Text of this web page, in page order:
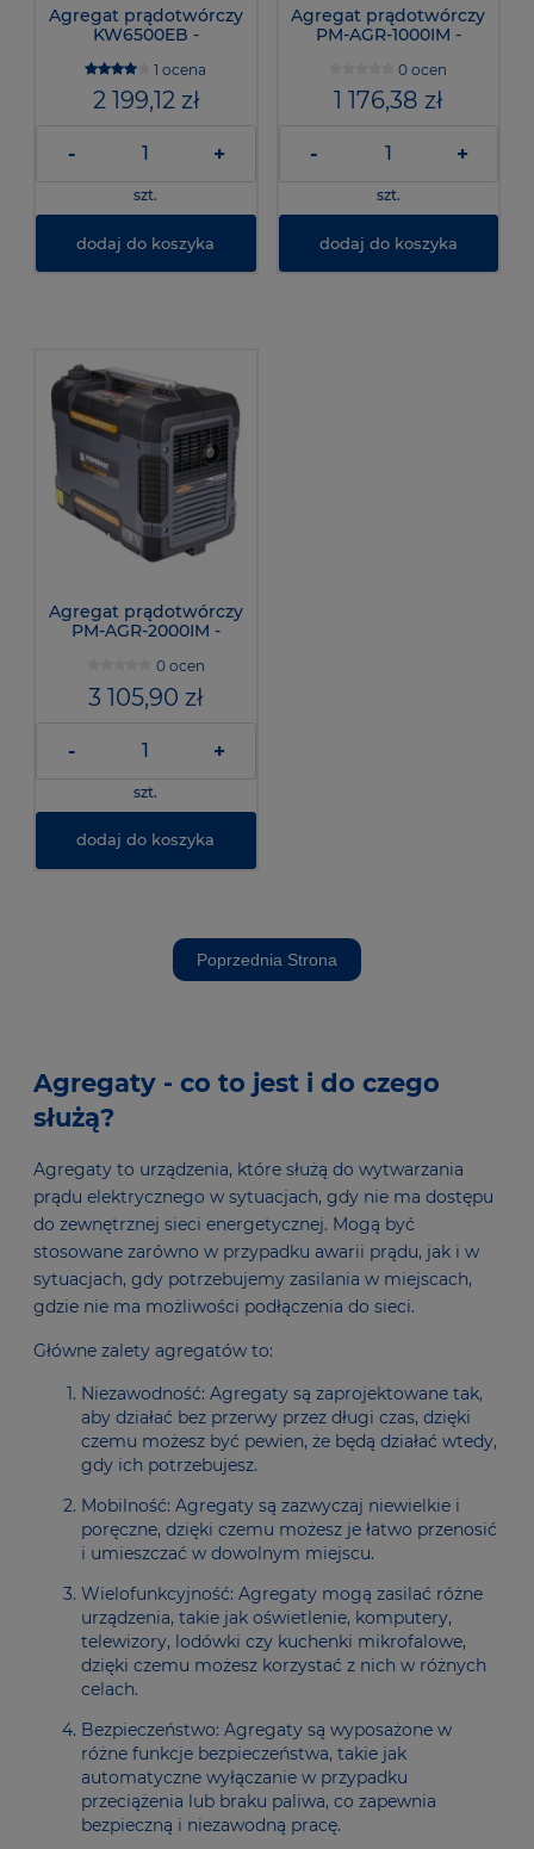
Agregat prądotwórczy
KW6500EB -
1 ocena
2 199,12 zł
- +
szt.
dodaj do koszyka
Agregat prądotwórczy
PM-AGR-1000IM -
0 ocen
1 176,38 zł
- +
szt.
dodaj do koszyka
Agregat prądotwórczy
PM-AGR-2000IM -
0 ocen
3 105,90 zł
- +
szt.
dodaj do koszyka
Agregaty - co to jest i do czego
służą?
Agregaty to urządzenia, które służą do wytwarzania
prądu elektrycznego w sytuacjach, gdy nie ma dostępu
do zewnętrznej sieci energetycznej. Mogą być
stosowane zarówno w przypadku awarii prądu, jak i w
sytuacjach, gdy potrzebujemy zasilania w miejscach,
gdzie nie ma możliwości podłączenia do sieci.
Główne zalety agregatów to:
Niezawodność: Agregaty są zaprojektowane tak,
aby działać bez przerwy przez długi czas, dzięki
czemu możesz być pewien, że będą działać wtedy,
gdy ich potrzebujesz.
Mobilność: Agregaty są zazwyczaj niewielkie i
poręczne, dzięki czemu możesz je łatwo przenosić
i umieszczać w dowolnym miejscu.
Wielofunkcyjność: Agregaty mogą zasilać różne
urządzenia, takie jak oświetlenie, komputery,
telewizory, lodówki czy kuchenki mikrofalowe,
dzięki czemu możesz korzystać z nich w różnych
celach.
Bezpieczeństwo: Agregaty są wyposażone w
różne funkcje bezpieczeństwa, takie jak
automatyczne wyłączanie w przypadku
przeciążenia lub braku paliwa, co zapewnia
bezpieczną i niezawodną pracę.
Poprzednia Strona